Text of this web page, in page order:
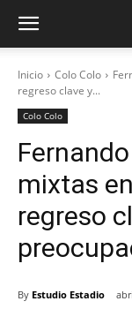
Inicio Colo Colo
regreso clave y...
Colo Colo
mixtas
regreso
By Estudio Estadio